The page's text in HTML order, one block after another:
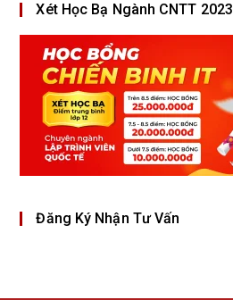
Xét Học Bạ Ngành CNTT 2023
Đăng Ký Nhận Tư Vấn